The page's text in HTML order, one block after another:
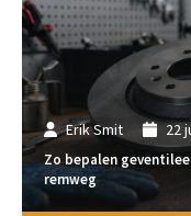
Erik Smit 22
Zo bepalen
remweg